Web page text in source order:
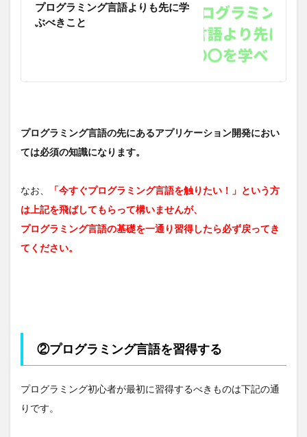
プログラミング言語よりも先に学
ぶべきこと
プログラミング言語の先にあるアプリケーション開発におい
ては必須の知識になります。
なお、
「今すぐプログラミング言語を触りたい！」という方
は上記を飛ばしてもらって構いませんが、
プログラミング言語の基礎を一通り習得したら必ず戻ってき
てください。
②プログラミング言語を習得する
プログラミング初心者が最初に習得するべきものは下記の通
りです。